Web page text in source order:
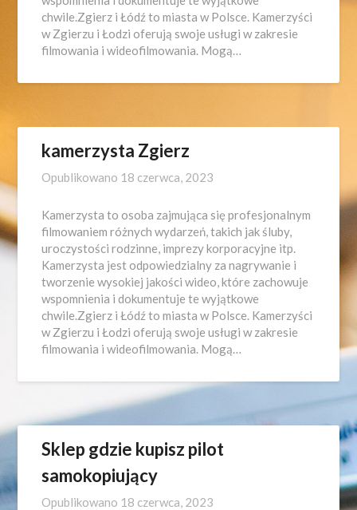
chwile.Zgierz i Łódź to miasta w Polsce. Kamerzyści
w Zgierzu i Łodzi oferują swoje usługi w zakresie
filmowania i wideofilmowania. Mogą…
kamerzysta Zgierz
Opublikowano 18 czerwca, 2023
Kamerzysta to osoba zajmująca się profesjonalnym
filmowaniem różnych wydarzeń, takich jak śluby,
uroczystości rodzinne, imprezy korporacyjne itp.
Kamerzysta jest odpowiedzialny za nagrywanie i
tworzenie wysokiej jakości wideo, które zachowuje
wspomnienia i dokumentuje te wyjątkowe
chwile.Zgierz i Łódź to miasta w Polsce. Kamerzyści
w Zgierzu i Łodzi oferują swoje usługi w zakresie
filmowania i wideofilmowania. Mogą…
Sklep gdzie kupisz pilot
samokopiujący
Opublikowano 18 czerwca, 2023